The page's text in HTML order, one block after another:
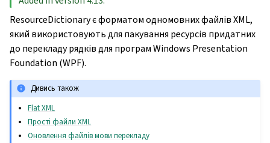
ResourceDictionary є форматом одномовних файлів XML,
який використовують для пакування ресурсів придатних
до перекладу рядків для програм Windows Presentation
Foundation (WPF).
Дивись також
Flat XML
Прості файли XML
Оновлення файлів мови перекладу